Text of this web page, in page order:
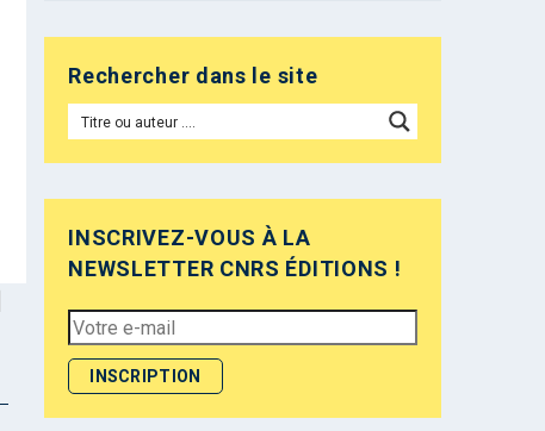
Rechercher dans le site
INSCRIVEZ-VOUS À LA
NEWSLETTER CNRS ÉDITIONS !